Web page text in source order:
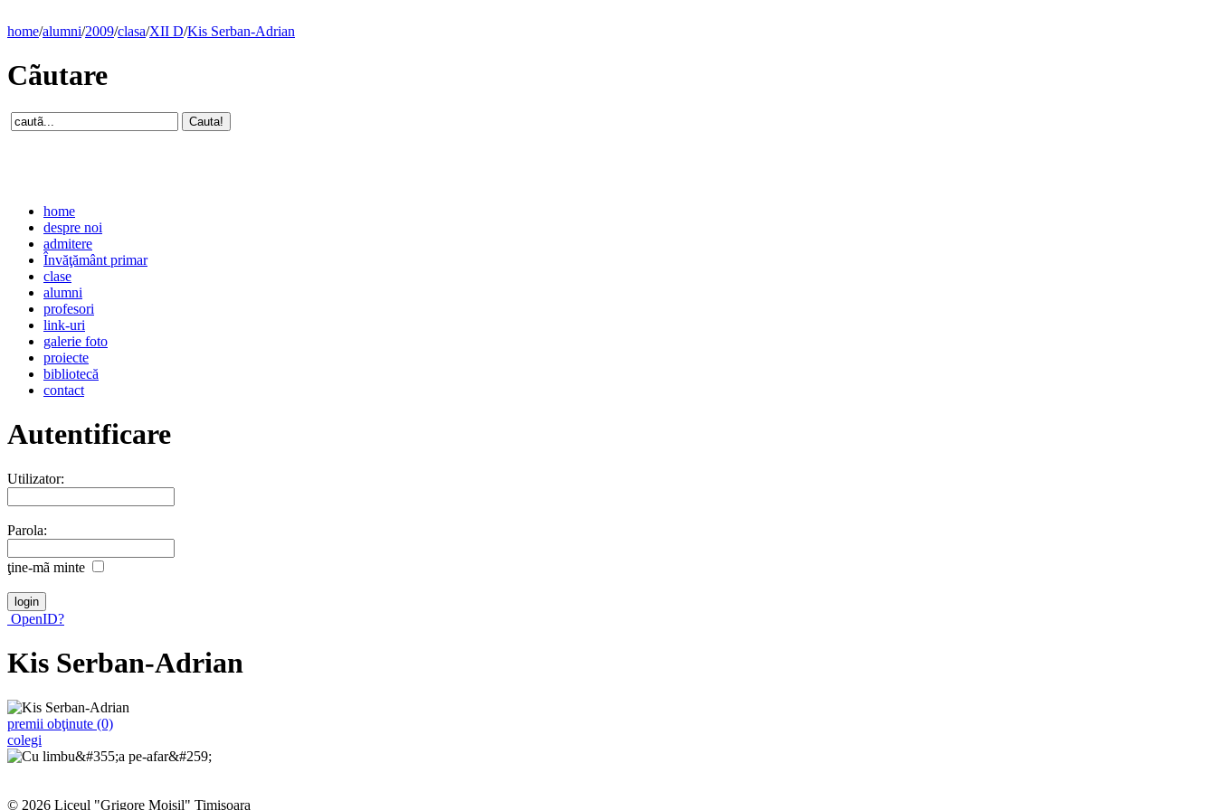
home/alumni/2009/clasa/XII D/Kis Serban-Adrian
Cãutare
home
despre noi
admitere
Învăţământ primar
clase
alumni
profesori
link-uri
galerie foto
proiecte
bibliotecă
contact
Autentificare
Utilizator:
Parola:
ţine-mã minte
OpenID?
Kis Serban-Adrian
premii obţinute (0)
colegi
© 2026 Liceul "Grigore Moisil" Timişoara